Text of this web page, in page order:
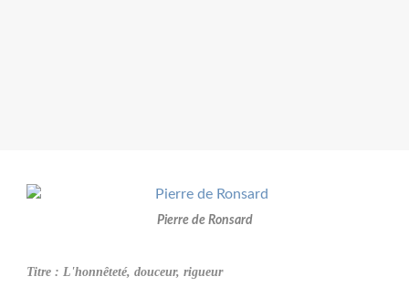
Pierre de Ronsard
Titre : L'honnêteté, douceur, rigueur